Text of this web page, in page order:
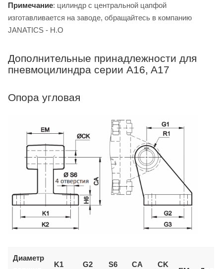
Примечание: цилиндр с центральной цапфой
изготавливается на заводе, обращайтесь в компанию
JANATICS - H.O
Дополнительные принадлежности для
пневмоцилиндра серии A16, A17
Опора угловая
Диаметр
K1
G2
S6
CA
CK